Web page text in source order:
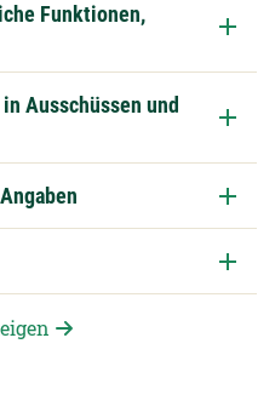
Funktionen,
Ausschüssen und